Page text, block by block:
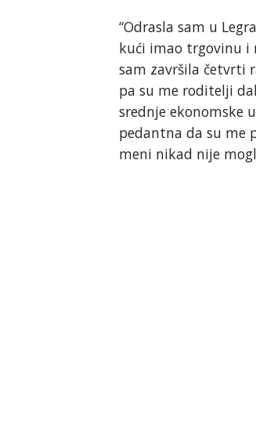
“Odrasla sam u
kući imao trgovinu i
sam završila četvrti
pa su me roditelji
srednje ekonomske
pedantna da su me
meni nikad nije